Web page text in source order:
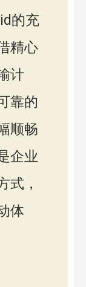
的充
精心
计
靠的
顺畅
企业
式，
体